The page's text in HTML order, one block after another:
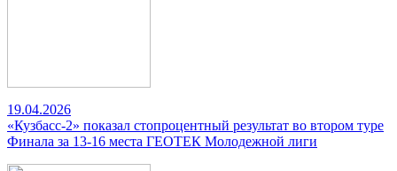
19.04.2026
«Кузбасс-2» показал стопроцентный результат во втором туре
Финала за 13-16 места ГЕОТЕК Молодежной лиги